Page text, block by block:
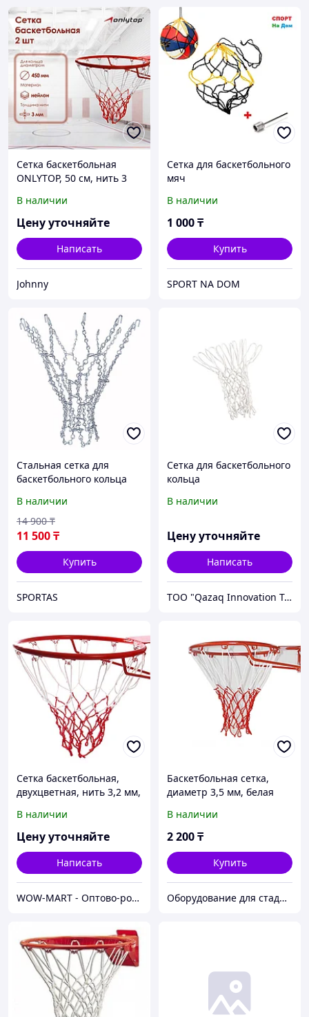
Сетка баскетбольная
ONLYTOP, 50 см, нить 3
В наличии
Цену уточняйте
Написать
Johnny
Сетка для баскетбольного
мяч
В наличии
1 000₸
Купить
SPORT NA DOM
Стальная сетка для
баскетбольного кольца
В наличии
11 500₸
14 900 ₸
Купить
SPORTAS
Сетка для баскетбольного
кольца
В наличии
Цену уточняйте
Написать
TOO "Qazaq Innovation Technology-M"
Сетка баскетбольная,
двухцветная, нить 3,2 мм,
В наличии
Цену уточняйте
Написать
WOW-MART - Оптово-розничный Склад - товары на заказ до двери
Баскетбольная сетка,
диаметр 3,5 мм, белая
В наличии
2 200₸
Купить
Оборудование для стадионов и спортивных объектов